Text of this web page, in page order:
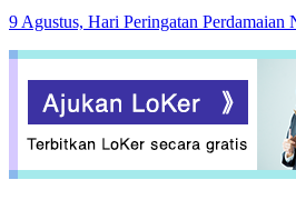
9 Agustus, Hari Peringatan Perdamaian